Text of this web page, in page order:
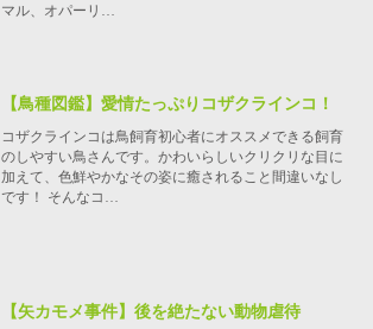
マル、オパーリ…
【鳥種図鑑】愛情たっぷりコザクラインコ！
コザクラインコは鳥飼育初心者にオススメできる飼育
のしやすい鳥さんです。かわいらしいクリクリな目に
加えて、色鮮やかなその姿に癒されること間違いなし
です！ そんなコ…
【矢カモメ事件】後を絶たない動物虐待